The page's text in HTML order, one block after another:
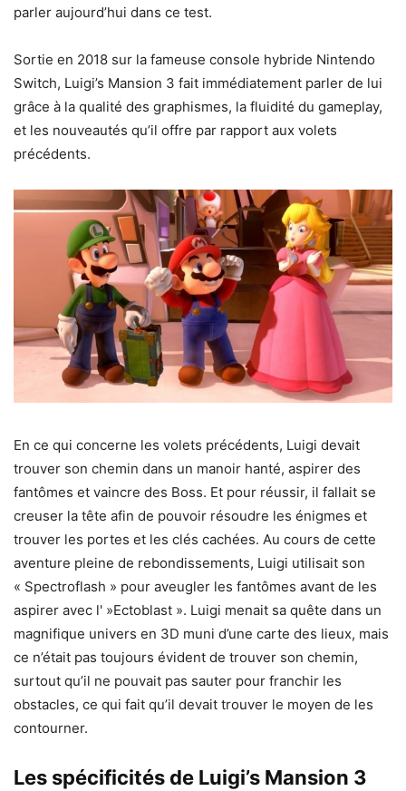
parler aujourd’hui dans ce test.
Sortie en 2018 sur la fameuse console hybride Nintendo
Switch, Luigi’s Mansion 3 fait immédiatement parler de lui
grâce à la qualité des graphismes, la fluidité du gameplay,
et les nouveautés qu’il offre par rapport aux volets
précédents.
En ce qui concerne les volets précédents, Luigi devait
trouver son chemin dans un manoir hanté, aspirer des
fantômes et vaincre des Boss. Et pour réussir, il fallait se
creuser la tête afin de pouvoir résoudre les énigmes et
trouver les portes et les clés cachées. Au cours de cette
aventure pleine de rebondissements, Luigi utilisait son
« Spectroflash » pour aveugler les fantômes avant de les
aspirer avec l' »Ectoblast ». Luigi menait sa quête dans un
magnifique univers en 3D muni d’une carte des lieux, mais
ce n’était pas toujours évident de trouver son chemin,
surtout qu’il ne pouvait pas sauter pour franchir les
obstacles, ce qui fait qu’il devait trouver le moyen de les
contourner.
Les spécificités de Luigi’s Mansion 3